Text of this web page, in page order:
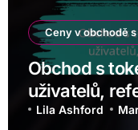
Ceny v obchodě
Obchod s
uživatelů,
Lila Ashford